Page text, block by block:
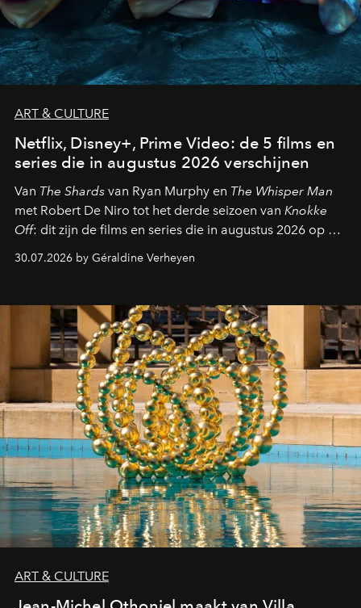
ART & CULTURE
Netflix, Disney+, Prime Video: de 5 films en
series die in augustus 2026 verschijnen
Van The Shards van Ryan Murphy en The Whisper Man
met Robert De Niro tot het derde seizoen van Knokke
Off: dit zijn de films en series die in augustus 2026 op de
streamingplatformen verschijnen.
30.07.2026 by Géraldine Verheyen
ART & CULTURE